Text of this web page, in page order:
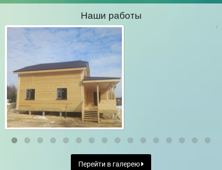
Наши работы
Перейти в галерею